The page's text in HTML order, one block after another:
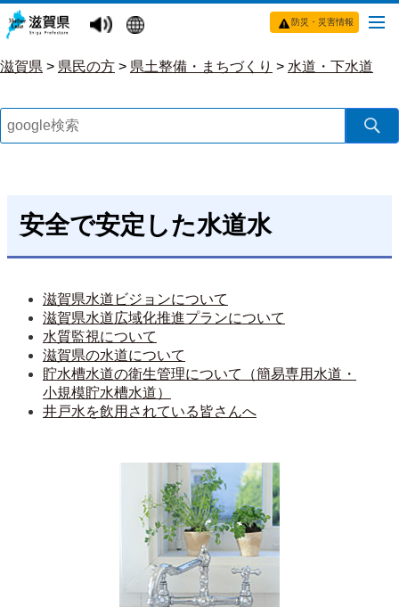
防災・災害情報
滋賀県 > 県民の方 > 県土整備・まちづくり > 水道・下水道
安全で安定した水道水
滋賀県水道ビジョンについて
滋賀県水道広域化推進プランについて
水質監視について
滋賀県の水道について
貯水槽水道の衛生管理について（簡易専用水道・
小規模貯水槽水道）
井戸水を飲用されている皆さんへ